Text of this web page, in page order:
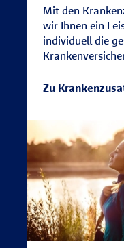
Mit den
wir Ihnen ein
individuell die
Zu